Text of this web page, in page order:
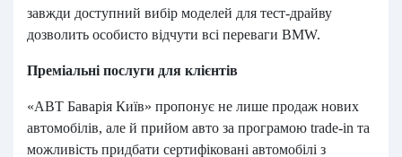
завжди доступний вибір моделей для тест-драйву
дозволить особисто відчути всі переваги BMW.
Преміальні послуги для клієнтів
«АВТ Баварія Київ» пропонує не лише продаж нових
автомобілів, але й прийом авто за програмою trade-in та
можливість придбати сертифіковані автомобілі з